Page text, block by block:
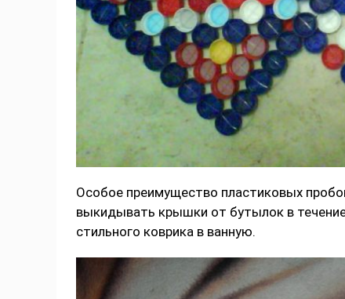
Особое преимущество пластиковых
выкидывать крышки от бутылок в
стильного коврика в ванную.